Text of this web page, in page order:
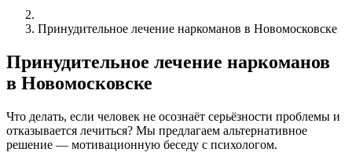
Принудительное лечение наркоманов в Новомосковске
Принудительное лечение наркоманов
в Новомосковске
Что делать, если человек не осознаёт серьёзности проблемы и
отказывается лечиться? Мы предлагаем альтернативное
решение — мотивационную беседу с психологом.